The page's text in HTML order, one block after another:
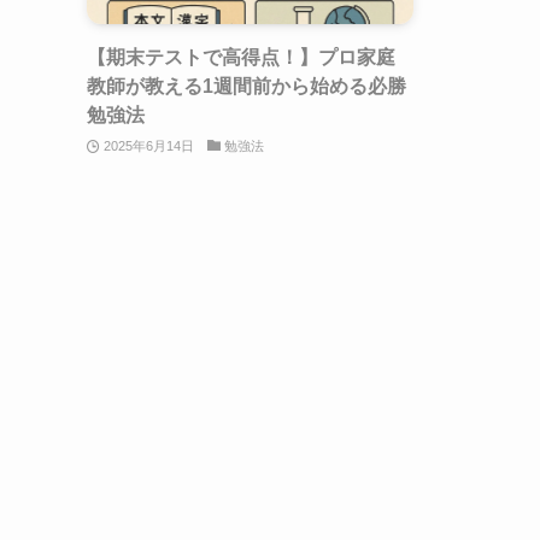
【期末テストで高得点！】プロ家庭
教師が教える1週間前から始める必勝
勉強法
2025年6月14日 勉強法